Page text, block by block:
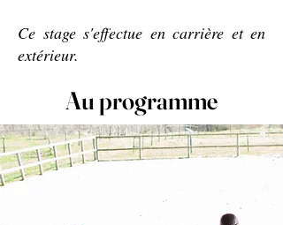
Ce stage s'effectue en carrière et en
extérieur.
Au programme